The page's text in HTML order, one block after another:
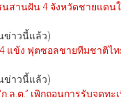
นสานฝัน 4 จังหวัดชายแดน
ข่าวนี้แล้ว)
แข้ง ฟุตซอลชายทีมชาติไ
ข่าวนี้แล้ว)
ก.ล.ต.” เพิกถอนการรับจดท